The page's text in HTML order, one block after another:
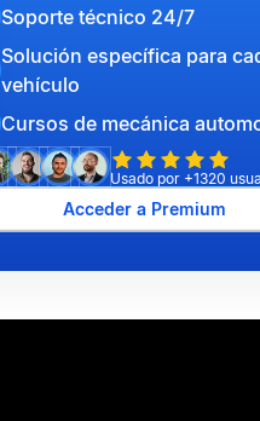
Soporte técnico 24/7
Solución específica para
vehículo
Cursos de mecánica
Usado por +1320
Acceder a Premium